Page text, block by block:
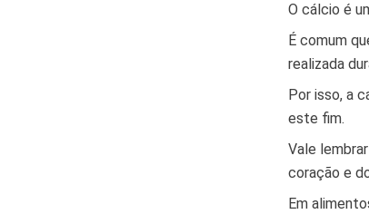
O cálcio é
É comum
realizada
Por isso, a
este fim.
Vale
coração e
Em